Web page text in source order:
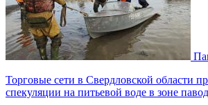
Торговые сети в Свердловской области
спекуляции на питьевой воде в зоне